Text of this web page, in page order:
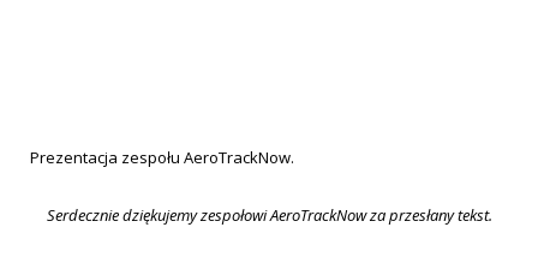
Prezentacja zespołu AeroTrackNow.
Serdecznie dziękujemy zespołowi AeroTrackNow za przesłany tekst.